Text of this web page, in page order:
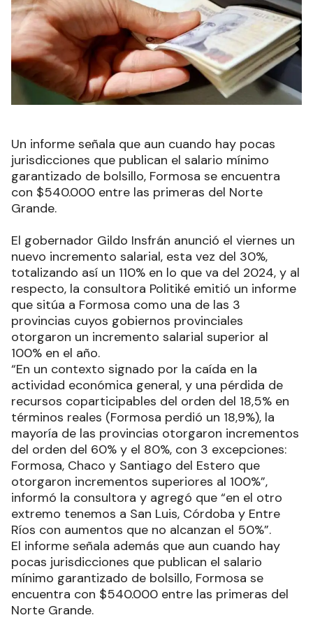
Un informe señala que aun cuando hay pocas
jurisdicciones que publican el salario mínimo
garantizado de bolsillo, Formosa se encuentra
con $540.000 entre las primeras del Norte
Grande.
El gobernador Gildo Insfrán anunció el viernes un
nuevo incremento salarial, esta vez del 30%,
totalizando así un 110% en lo que va del 2024, y al
respecto, la consultora Politiké emitió un informe
que sitúa a Formosa como una de las 3
provincias cuyos gobiernos provinciales
otorgaron un incremento salarial superior al
100% en el año.
“En un contexto signado por la caída en la
actividad económica general, y una pérdida de
recursos coparticipables del orden del 18,5% en
términos reales (Formosa perdió un 18,9%), la
mayoría de las provincias otorgaron incrementos
del orden del 60% y el 80%, con 3 excepciones:
Formosa, Chaco y Santiago del Estero que
otorgaron incrementos superiores al 100%”,
informó la consultora y agregó que “en el otro
extremo tenemos a San Luis, Córdoba y Entre
Ríos con aumentos que no alcanzan el 50%”.
El informe señala además que aun cuando hay
pocas jurisdicciones que publican el salario
mínimo garantizado de bolsillo, Formosa se
encuentra con $540.000 entre las primeras del
Norte Grande.